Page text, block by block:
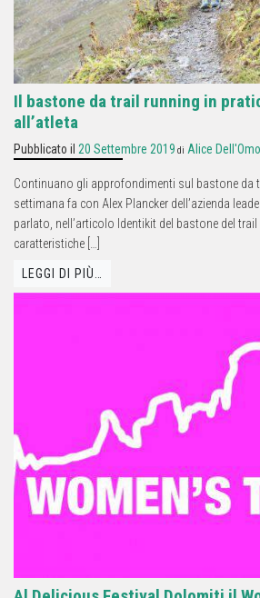
Il bastone da trail running in
all’atleta
Pubblicato il 20 Settembre 2019 di Alice Dell'Omo
Continuano gli approfondimenti sul bastone da
settimana fa con Alex Plancker dell’azienda
parlato, nell’articolo Identikit del bastone del trail
caratteristiche […]
LEGGI DI PIÙ…